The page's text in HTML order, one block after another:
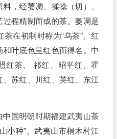
，经萎凋、揉捻（切）、
过程精制而成的茶。萎凋是
在初制时称为“乌茶”。红
叶底色呈红色而得名。中
红茶、 祁红、昭平红、霍
苏红、川红、英红、东江
中国明朝时期福建武夷山茶
小种”。武夷山市桐木村江